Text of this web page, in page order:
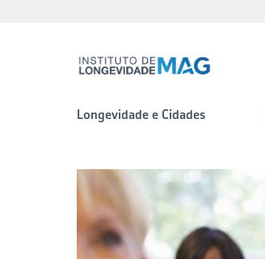
Longevidade e Cidades